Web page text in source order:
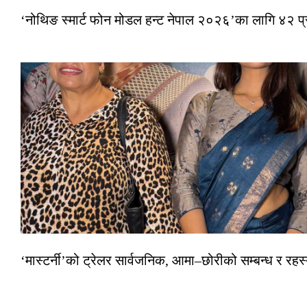
‘नोथिङ स्मार्ट फोन मोडल हन्ट नेपाल २०२६’का लागि ४२
‘मास्टर्नी’को ट्रेलर सार्वजनिक, आमा–छोरीको सम्बन्ध र